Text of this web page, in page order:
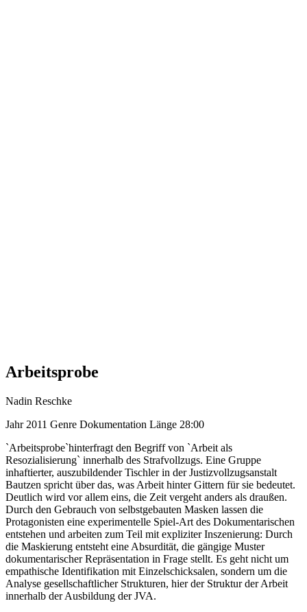
Arbeitsprobe
Nadin Reschke
Jahr2011 Genre Dokumentation Länge 28:00
`Arbeitsprobe`hinterfragt den Begriff von `Arbeit als
Resozialisierung` innerhalb des Strafvollzugs. Eine Gruppe
inhaftierter, auszubildender Tischler in der Justizvollzugsanstalt
Bautzen spricht über das, was Arbeit hinter Gittern für sie bedeutet.
Deutlich wird vor allem eins, die Zeit vergeht anders als draußen.
Durch den Gebrauch von selbstgebauten Masken lassen die
Protagonisten eine experimentelle Spiel-Art des Dokumentarischen
entstehen und arbeiten zum Teil mit expliziter Inszenierung: Durch
die Maskierung entsteht eine Absurdität, die gängige Muster
dokumentarischer Repräsentation in Frage stellt. Es geht nicht um
empathische Identifikation mit Einzelschicksalen, sondern um die
Analyse gesellschaftlicher Strukturen, hier der Struktur der Arbeit
innerhalb der Ausbildung der JVA.